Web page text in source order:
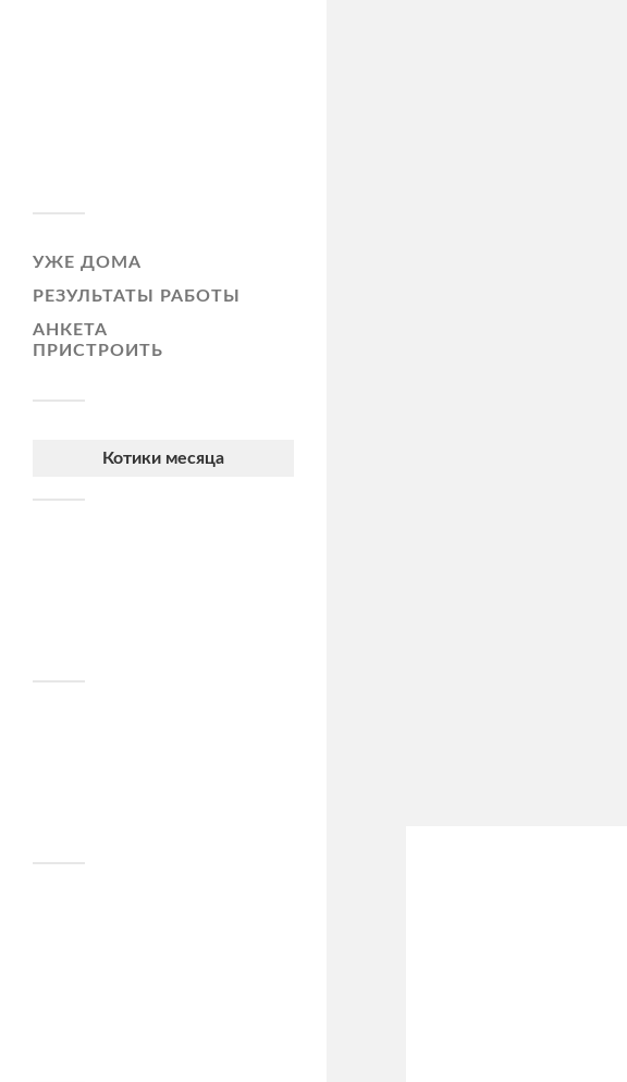
УЖЕ ДОМА
РЕЗУЛЬТАТЫ РАБОТЫ
АНКЕТА
ПРИСТРОИТЬ
Котики месяца